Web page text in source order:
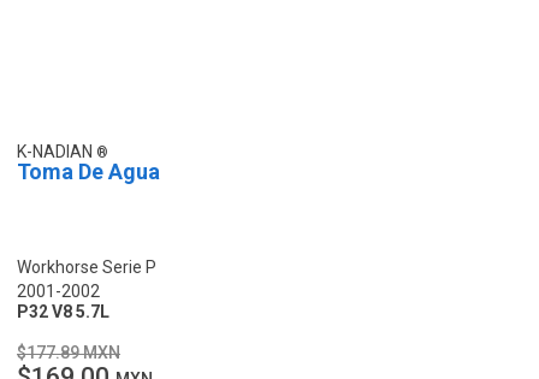
K-NADIAN
Toma De Agua
Workhorse Serie P
2001-2002
P32 V8 5.7L
$177.89 MXN